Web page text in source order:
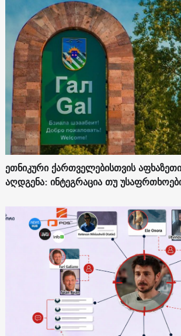
ეთნიკური ქართველებისთვის
აღდგენა: ინტეგრაცია თუ